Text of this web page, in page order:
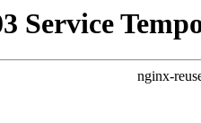
Service
nginx-